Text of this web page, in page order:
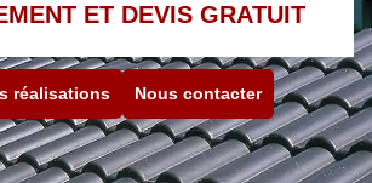
ET DEVIS GRATUIT
réalisations Nous contacter